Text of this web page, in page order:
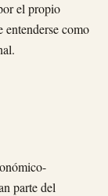
el propio
como
parte del